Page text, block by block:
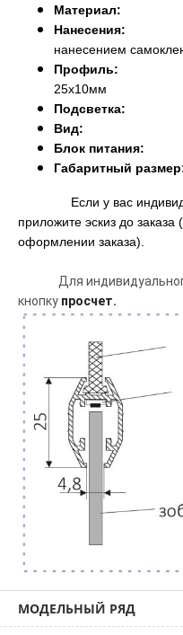
нанесением
Профиль:
25х10мм
Подсветка:
Вид:
Блок питания:
Габаритный
Если у вас индивидуальный макет продукции-
приложите эскиз до заказа
оформлении заказа).
Для индивидуального просчета нажмите
кнопку просчет.
МОДЕЛЬНЫЙ РЯД